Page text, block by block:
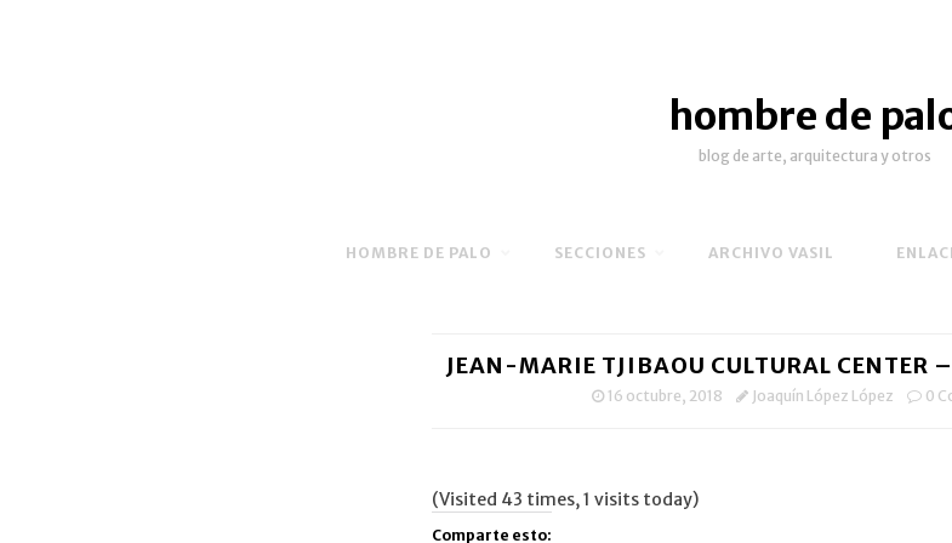
hombre de
blog de arte, arquitectura y otros
HOMBRE DE PALO SECCIONES ARCHIVO VASIL
JEAN-MARIE TJIBAOU CULTURAL CENTER
16 octubre, 2018 Joaquín López López 0
(Visited 43 times, 1 visits today)
Comparte esto: